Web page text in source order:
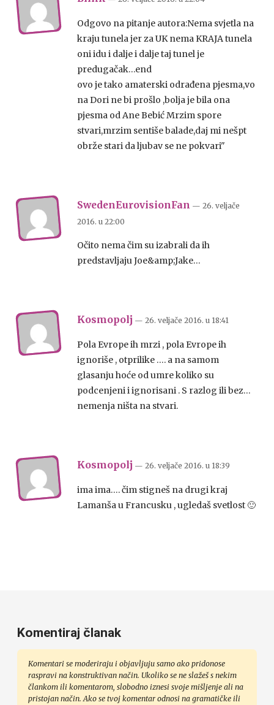
Odgovo na pitanje autora:Nema svjetla na
kraju tunela jer za UK nema KRAJA tunela
oni idu i dalje i dalje taj tunel je
predugačak…end
ovo je tako amaterski odrađena pjesma,vo
na Dori ne bi prošlo ,bolja je bila ona
pjesma od Ane Bebić Mrzim spore
stvari,mrzim sentiše balade,daj mi nešpt
obrže stari da ljubav se ne pokvari"
SwedenEurovisionFan — 26. veljače
2016. u 22:00
Očito nema čim su izabrali da ih
predstavljaju Joe&amp;Jake…
Kosmopolj — 26. veljače 2016. u 18:41
Pola Evrope ih mrzi , pola Evrope ih
ignoriše , otprilike …. a na samom
glasanju hoće od umre koliko su
podcenjeni i ignorisani . S razlog ili bez…
nemenja ništa na stvari.
Kosmopolj — 26. veljače 2016. u 18:39
ima ima…. čim stigneš na drugi kraj
Lamanša u Francusku , ugledaš svetlost 🙂
Komentiraj članak
Komentari se moderiraju i objavljuju samo ako pridonose
raspravi na konstruktivan način. Ukoliko se ne slažeš s nekim
člankom ili komentarom, slobodno iznesi svoje mišljenje ali na
pristojan način. Ako se tvoj komentar odnosi na gramatičke ili